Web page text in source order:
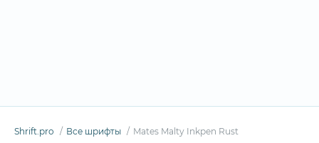
Shrift.pro Все шрифты Mates Malty Inkpen Rust